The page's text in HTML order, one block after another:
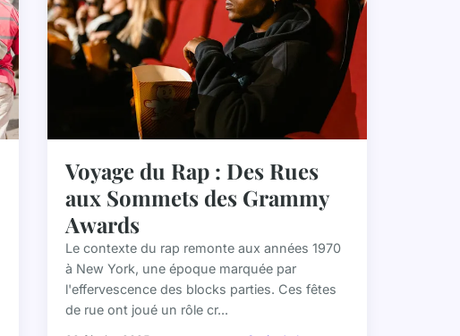
Voyage du Rap : Des Rues
aux Sommets des Grammy
Awards
Le contexte du rap remonte aux années 1970
à New York, une époque marquée par
l'effervescence des blocks parties. Ces fêtes
de rue ont joué un rôle cr...